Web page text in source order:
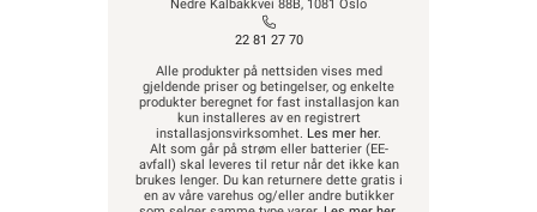
Alle produkter på nettsiden vises med
gjeldende priser og betingelser, og enkelte
produkter beregnet for fast installasjon kan
installasjonsvirksomhet.Les mer her.
Alt som går på strøm eller batterier (EE-
avfall) skal leveres til retur når det ikke kan
brukes lenger. Du kan returnere dette gratis i
en av våre varehus og/eller andre butikker
som selger samme type varer.Les mer her
Alt innhold Copyright © 2009-2024 -
Elektroimportøren AS. All bruk av tekst og